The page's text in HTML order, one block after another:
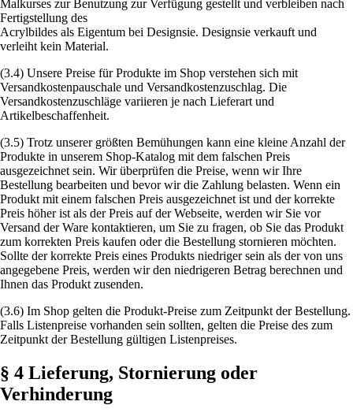
Malkurses zur Benutzung zur Verfügung gestellt und verbleiben nach
Fertigstellung des
Acrylbildes als Eigentum bei Designsie. Designsie verkauft und
verleiht kein Material.
(3.4) Unsere Preise für Produkte im Shop verstehen sich mit
Versandkostenpauschale und Versandkostenzuschlag. Die
Versandkostenzuschläge variieren je nach Lieferart und
Artikelbeschaffenheit.
(3.5) Trotz unserer größten Bemühungen kann eine kleine Anzahl der
Produkte in unserem Shop-Katalog mit dem falschen Preis
ausgezeichnet sein. Wir überprüfen die Preise, wenn wir Ihre
Bestellung bearbeiten und bevor wir die Zahlung belasten. Wenn ein
Produkt mit einem falschen Preis ausgezeichnet ist und der korrekte
Preis höher ist als der Preis auf der Webseite, werden wir Sie vor
Versand der Ware kontaktieren, um Sie zu fragen, ob Sie das Produkt
zum korrekten Preis kaufen oder die Bestellung stornieren möchten.
Sollte der korrekte Preis eines Produkts niedriger sein als der von uns
angegebene Preis, werden wir den niedrigeren Betrag berechnen und
Ihnen das Produkt zusenden.
(3.6) Im Shop gelten die Produkt-Preise zum Zeitpunkt der Bestellung.
Falls Listenpreise vorhanden sein sollten, gelten die Preise des zum
Zeitpunkt der Bestellung gültigen Listenpreises.
§ 4 Lieferung, Stornierung oder
Verhinderung